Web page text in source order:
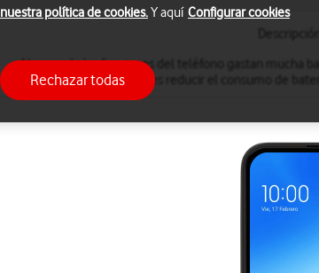
Algunas de las funciones del teléfono gastan mucha
Puedes reducir el consumo de
nuestra política de cookies.Y aquí Configurar cookies
Rechazar todas